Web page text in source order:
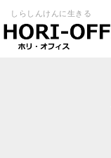
しらしんけんに生きる